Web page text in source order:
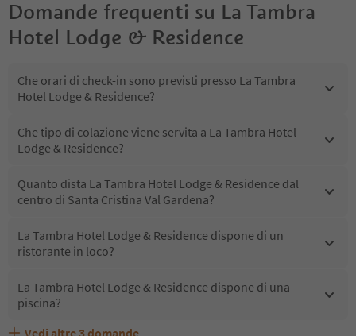
Domande frequenti su La Tambra
Hotel Lodge & Residence
Che orari di check-in sono previsti presso La Tambra
Hotel Lodge & Residence?
Che tipo di colazione viene servita a La Tambra Hotel
Lodge & Residence?
Quanto dista La Tambra Hotel Lodge & Residence dal
centro di Santa Cristina Val Gardena?
La Tambra Hotel Lodge & Residence dispone di un
ristorante in loco?
La Tambra Hotel Lodge & Residence dispone di una
piscina?
Vedi altre 3 domande